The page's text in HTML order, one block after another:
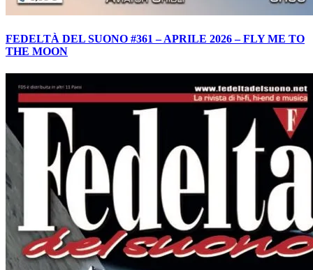
FEDELTÀ DEL SUONO #361 – APRILE 2026 – FLY ME TO
THE MOON